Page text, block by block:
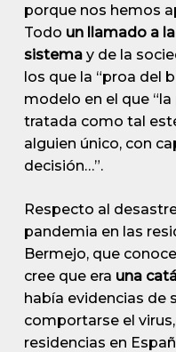
porque nos hemos
Todo un llamado a
sistemay de la
los que la “proa del
modelo en el que
tratada como tal
alguien único, con
decisión…”.
Respecto al
pandemia en las
Bermejo, que
cree que era una
había evidencias de
comportarse el
residencias en